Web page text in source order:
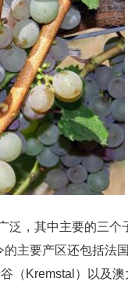
泛，其中主要的三
主要产区还包括法
（Kremstal）以及